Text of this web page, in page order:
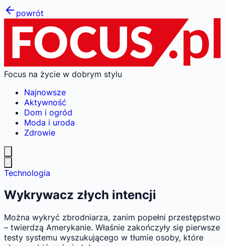
powrót
Focus na życie w dobrym stylu
Najnowsze
Aktywność
Dom i ogród
Moda i uroda
Zdrowie
Technologia
Wykrywacz złych intencji
Można wykryć zbrodniarza, zanim popełni przestępstwo
– twierdzą Amerykanie. Właśnie zakończyły się pierwsze
testy systemu wyszukującego w tłumie osoby, które